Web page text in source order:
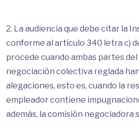
2. La audiencia que debe citar la
conforme al artículo 340 letra c)
procede cuando ambas partes
negociación colectiva reglada
alegaciones, esto es, cuando la
empleador contiene
además, la comisión negociadora